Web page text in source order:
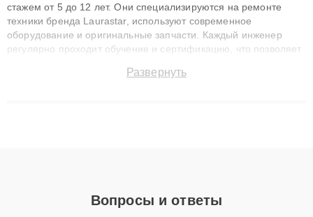
стажем от 5 до 12 лет. Они специализируются на ремонте
техники бренда Laurastar, используют современное
оборудование и оригинальные запчасти. Каждый инженер
регулярно проходит обучение и сертификацию, что позволяет
технику с сохранением гарантии до 3 лет. Наши мастера
Развернуть
Вопросы и ответы